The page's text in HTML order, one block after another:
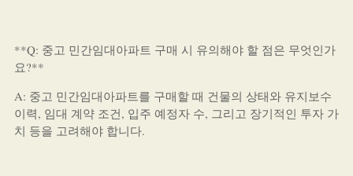
**Q: 중고 민간임대아파트 구매 시 유의해야 할 점은 무엇인가
요?**
A: 중고 민간임대아파트를 구매할 때 건물의 상태와 유지보수
이력, 임대 계약 조건, 입주 예정자 수, 그리고 장기적인 투자 가
치 등을 고려해야 합니다.